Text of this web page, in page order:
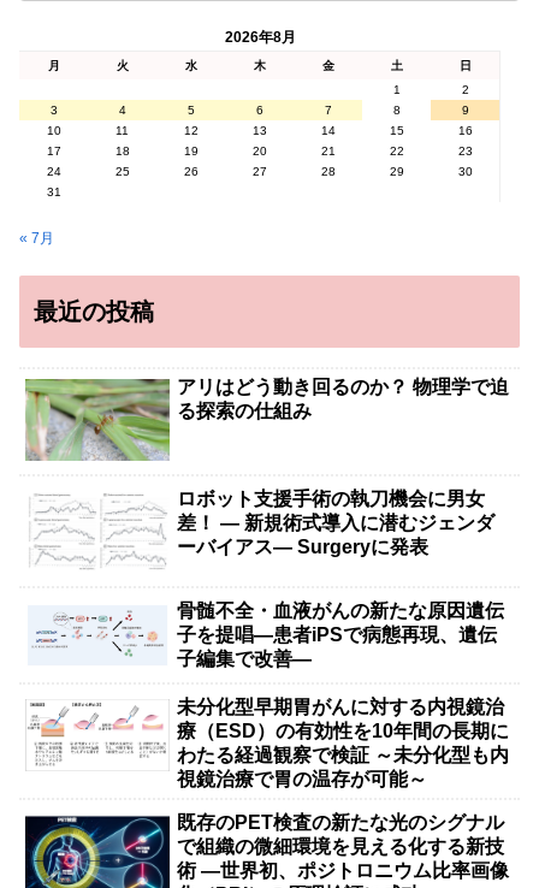
2026年8月
月 火 水 木 金 土
日
1
2
3
4 5 6 7 8
9
10
11 12 13 14 15
16
17
18 19 20 21 22
23
24
25 26 27 28 29
30
31
« 7月
最近の投稿
アリはどう動き回るのか？ 物理学で迫
る探索の仕組み
ロボット支援手術の執刀機会に男女
差！ — 新規術式導入に潜むジェンダ
ーバイアス— Surgeryに発表
骨髄不全・血液がんの新たな原因遺伝
子を提唱―患者iPSで病態再現、遺伝
子編集で改善―
未分化型早期胃がんに対する内視鏡治
療（ESD）の有効性を10年間の長期に
わたる経過観察で検証 ～未分化型も内
視鏡治療で胃の温存が可能～
既存のPET検査の新たな光のシグナル
で組織の微細環境を見える化する新技
術 ―世界初、ポジトロニウム比率画像